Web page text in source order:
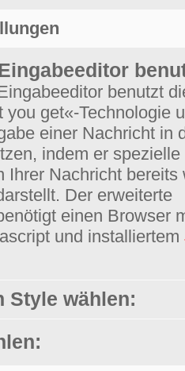
benutzt
you get«-Technologie
einer Nachricht in
indem er spezielle
Ihrer Nachricht bereits
Der erweiterte
einen Browser
und installiertem
Style wählen: